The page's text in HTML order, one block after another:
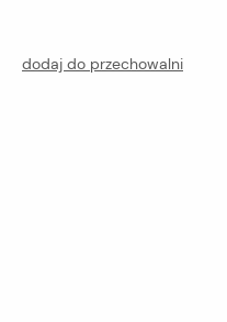
dodaj do przechowalni